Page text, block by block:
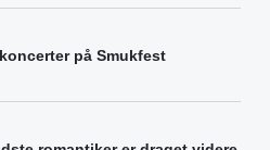
på Smukfest